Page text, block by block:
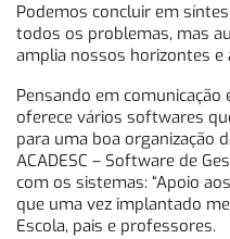
Podemos concluir em
todos os problemas, mas
amplia nossos horizontes e
Pensando em comunicação
oferece vários softwares
para uma boa organização
ACADESC – Software de
com os sistemas: “Apoio
que uma vez implantado
Escola, pais e professores.